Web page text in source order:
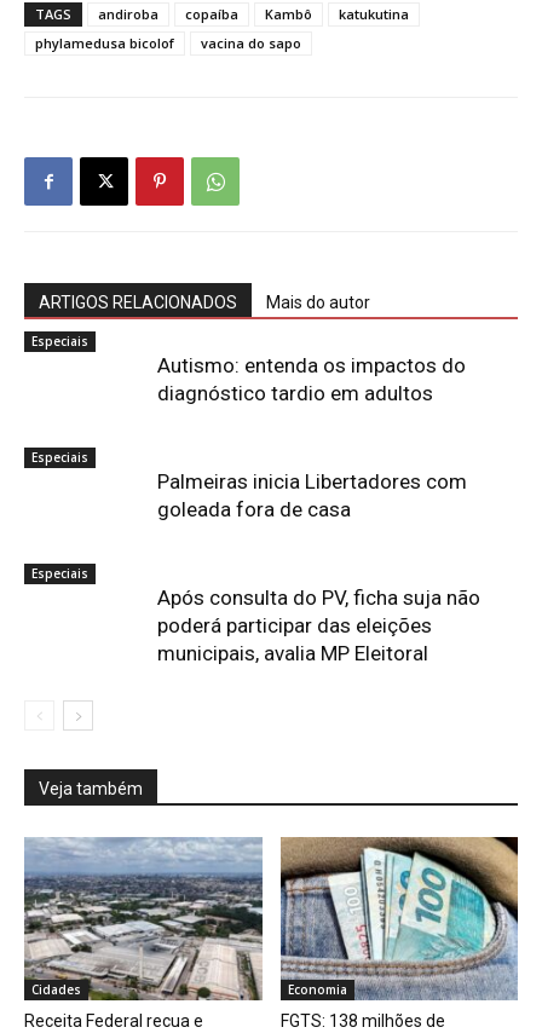
TAGS andiroba copaíba Kambô
katukutina
phylamedusa bicolof
vacina do sapo
ARTIGOS RELACIONADOS Mais do autor
Especiais
Autismo: entenda os impactos do
diagnóstico tardio em adultos
Especiais
Palmeiras inicia Libertadores com
goleada fora de casa
Especiais
Após consulta do PV, ficha suja não
poderá participar das eleições
municipais, avalia MP Eleitoral
Veja também
Cidades
Receita Federal recua e
Economia
FGTS: 138 milhões de